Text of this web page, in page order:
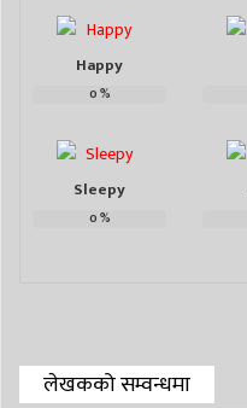
Happy
0%
Sleepy
0%
लेखकको सम्वन्धमा